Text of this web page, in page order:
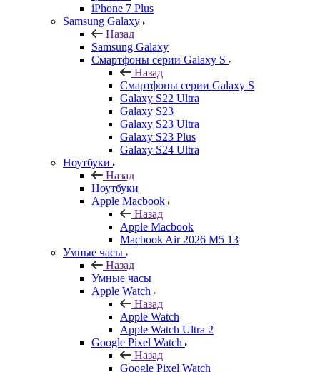
iPhone 7 Plus
Samsung Galaxy
Назад
Samsung Galaxy
Смартфоны серии Galaxy S
Назад
Смартфоны серии Galaxy S
Galaxy S22 Ultra
Galaxy S23
Galaxy S23 Ultra
Galaxy S23 Plus
Galaxy S24 Ultra
Ноутбуки
Назад
Ноутбуки
Apple Macbook
Назад
Apple Macbook
Macbook Air 2026 M5 13
Умные часы
Назад
Умные часы
Apple Watch
Назад
Apple Watch
Apple Watch Ultra 2
Google Pixel Watch
Назад
Google Pixel Watch